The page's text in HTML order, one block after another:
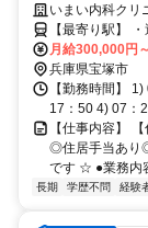
ニックのお仕事で
いまい内科クリ
【最寄り駅】
月給300,000円
兵庫県宝塚市
【勤務時間】
17：50 4) 07：
【仕事内容】
◎住居手当あり
です ☆ ●業務内
長期 学歴不問 経験